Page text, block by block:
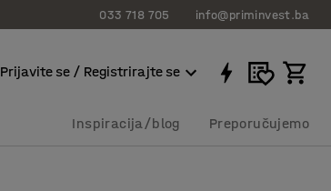
033 718 705 info@priminvest.ba
Prijavite se / Registrirajte se
Inspiracija/blog Preporučujemo